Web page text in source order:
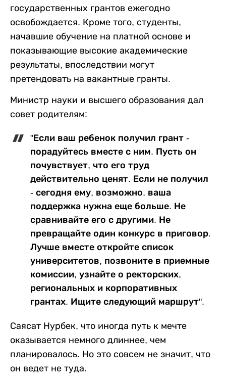
государственных грантов ежегодно
освобождается. Кроме того, студенты,
начавшие обучение на платной основе и
показывающие высокие академические
результаты, впоследствии могут
претендовать на вакантные гранты.
Министр науки и высшего образования дал
совет родителям:
"Если ваш ребенок получил грант -
порадуйтесь вместе с ним. Пусть он
почувствует, что его труд
действительно ценят. Если не получил
- сегодня ему, возможно, ваша
поддержка нужна еще больше. Не
сравнивайте его с другими. Не
превращайте один конкурс в приговор.
Лучше вместе откройте список
университетов, позвоните в приемные
комиссии, узнайте о ректорских,
региональных и корпоративных
грантах. Ищите следующий маршрут".
Саясат Нурбек, что иногда путь к мечте
оказывается немного длиннее, чем
планировалось. Но это совсем не значит, что
он ведет не туда.